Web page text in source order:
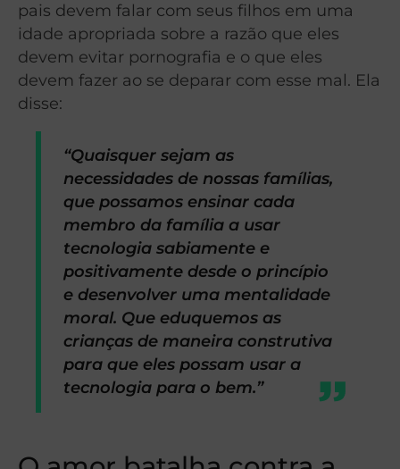
pais devem falar com seus filhos em uma
idade apropriada sobre a razão que eles
devem evitar pornografia e o que eles
devem fazer ao se deparar com esse mal. Ela
disse:
“Quaisquer sejam as
necessidades de nossas famílias,
que possamos ensinar cada
membro da família a usar
tecnologia sabiamente e
positivamente desde o princípio
e desenvolver uma mentalidade
moral. Que eduquemos as
crianças de maneira construtiva
para que eles possam usar a
tecnologia para o bem.”